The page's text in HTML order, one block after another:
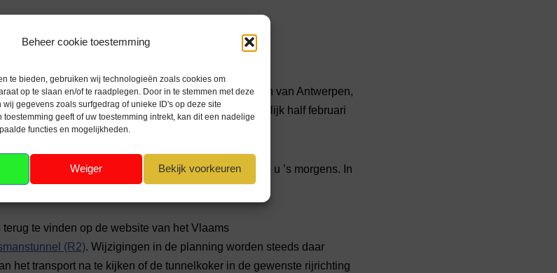
Beheer cookie toestemming
te bieden, gebruiken wij technologieën zoals cookies om
op te slaan en/of te raadplegen. Door in te stemmen met deze
gegevens zoals surfgedrag of unieke ID's op deze site
toestemming geeft of uw toestemming intrekt, kan dit een nadelige
functies en mogelijkheden.
Weiger Bekijk voorkeuren
in de Tijsmanstunnel, gelegen in de R2 in de haven van Antwerpen,
afgesloten vanaf 9 september 2023 tot vermoedelijk half februari
verkeer afgesloten, telkens van 20 u ’s avonds tot 5 u ’s morgens. In
te vinden op de website van het Vlaams
(R2). Wijzigingen in de planning worden steeds daar
het transport na te kijken of de tunnelkoker in de gewenste rijrichting